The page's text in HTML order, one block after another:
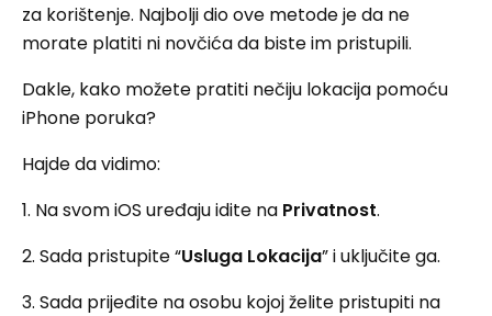
za korištenje. Najbolji dio ove metode je da ne
morate platiti ni novčića da biste im pristupili.
Dakle, kako možete pratiti nečiju lokacija pomoću
iPhone poruka?
Hajde da vidimo:
1. Na svom iOS uređaju idite na Privatnost.
2. Sada pristupite “Usluga Lokacija” i uključite ga.
3. Sada prijeđite na osobu kojoj želite pristupiti na